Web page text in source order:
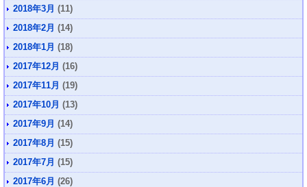
2018年3月 (11)
2018年2月 (14)
2018年1月 (18)
2017年12月 (16)
2017年11月 (19)
2017年10月 (13)
2017年9月 (14)
2017年8月 (15)
2017年7月 (15)
2017年6月 (26)